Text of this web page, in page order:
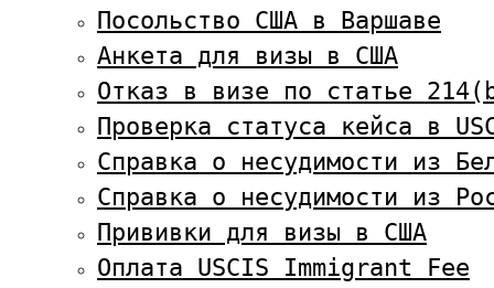
Посольство США в Варшаве
Анкета для визы в США
Отказ в визе по статье
Проверка статуса кейса в
Справка о несудимости из
Справка о несудимости из
Прививки для визы в США
Оплата USCIS Immigrant Fee